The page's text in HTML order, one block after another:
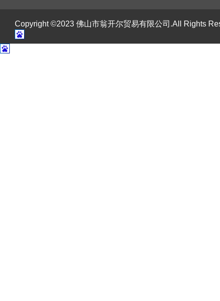
Copyright ©2023 佛山市翁开尔贸易有限公司.All Rights